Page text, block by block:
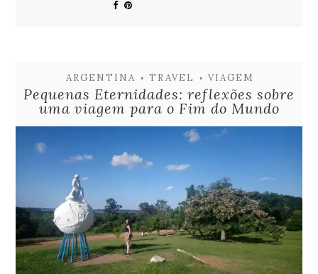
ARGENTINA • TRAVEL • VIAGEM
Pequenas Eternidades: reflexões sobre
uma viagem para o Fim do Mundo